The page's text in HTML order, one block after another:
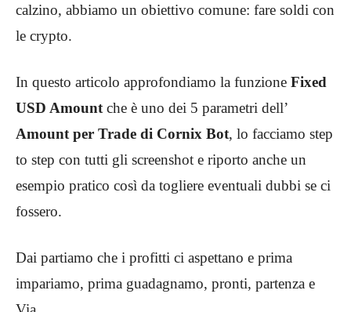
calzino, abbiamo un obiettivo comune: fare soldi con
le crypto.
In questo articolo approfondiamo la funzione Fixed
USD Amount che è uno dei 5 parametri dell’
Amount per Trade di Cornix Bot, lo facciamo step
to step con tutti gli screenshot e riporto anche un
esempio pratico così da togliere eventuali dubbi se ci
fossero.
Dai partiamo che i profitti ci aspettano e prima
impariamo, prima guadagnamo, pronti, partenza e